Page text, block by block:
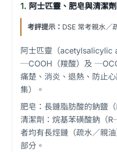
1. 阿士匹靈、肥皂與清潔劑
考評提示： DSE 常考親水／
阿士匹靈（acetylsalicylic
─COOH（羧酸）及
痛楚、消炎、退熱、防止
集）。
肥皂：長鏈脂肪酸的鈉鹽
清潔劑：烷基苯磺酸鈉（
者均有長烴鏈（疏水／親油
部分。